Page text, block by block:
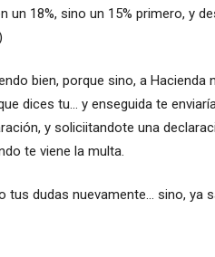
un 18%, sino un 15% primero, y
bien, porque sino, a Hacienda
dices tu... y enseguida te
y soliciitandote una
te viene la multa.
tus dudas nuevamente... sino, ya